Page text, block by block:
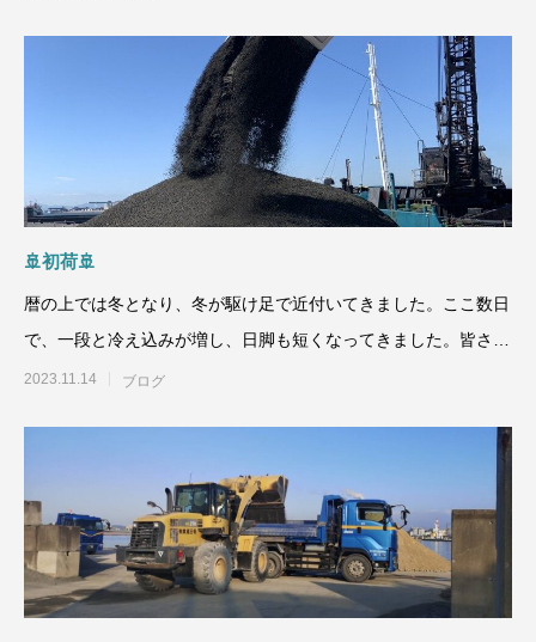
🚢初荷🚢
暦の上では冬となり、冬が駆け足で近付いてきました。ここ数日
で、一段と冷え込みが増し、日脚も短くなってきました。皆さん
のお住いの地域ではい
2023.11.14 ブログ